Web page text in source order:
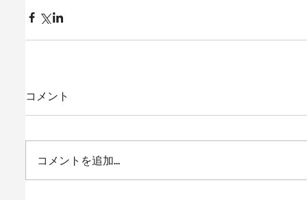
コメント
コメントを追加…